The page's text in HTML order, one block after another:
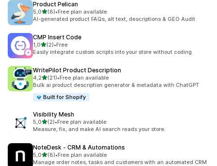
Product Pelican
5,05 yıldız üzerinden
(8)
toplam 8 değerlendirme
•Free plan available
AI-generated product FAQs, alt text, descriptions & GEO Audit
CMP Insert Code
1,05 yıldız üzerinden
(2)
toplam 2 değerlendirme
•Free
Easily integrate custom scripts into your store without coding
WritePilot Product Description
4,25 yıldız üzerinden
(21)
toplam 21 değerlendirme
•Free plan available
Bulk ai product description generator & metadata with ChatGPT
Built for Shopify
Visibility Mesh
5,05 yıldız üzerinden
(2)
toplam 2 değerlendirme
•Free plan available
Measure, fix, and make AI search reads your store.
NoteDesk ‑ CRM & Automations
5,05 yıldız üzerinden
(8)
toplam 8 değerlendirme
•Free plan available
Manage order notes, tasks and customers with an automated CRM